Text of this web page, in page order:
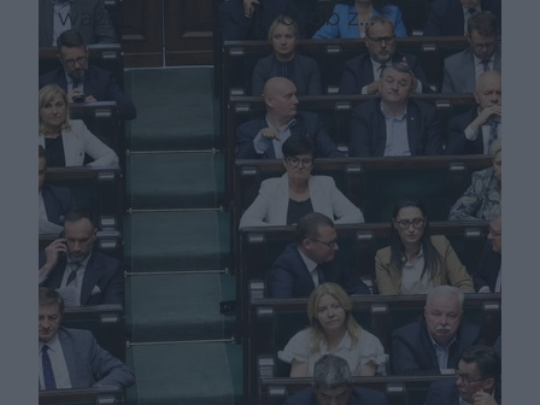
ważne zmiany dla osób z
niepełnosprawnościami